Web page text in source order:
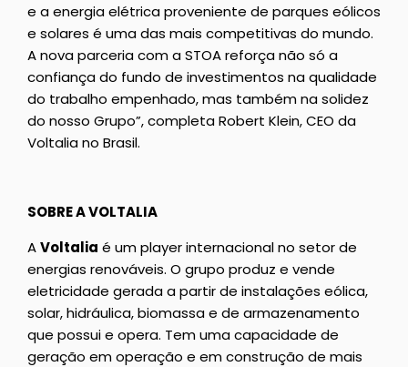
e a energia elétrica proveniente de parques eólicos
e solares é uma das mais competitivas do mundo.
A nova parceria com a STOA reforça não só a
confiança do fundo de investimentos na qualidade
do trabalho empenhado, mas também na solidez
do nosso Grupo”, completa Robert Klein, CEO da
Voltalia no Brasil.
SOBRE A VOLTALIA
AVoltalia é um player internacional no setor de
energias renováveis. O grupo produz e vende
eletricidade gerada a partir de instalações eólica,
solar, hidráulica, biomassa e de armazenamento
que possui e opera. Tem uma capacidade de
geração em operação e em construção de mais